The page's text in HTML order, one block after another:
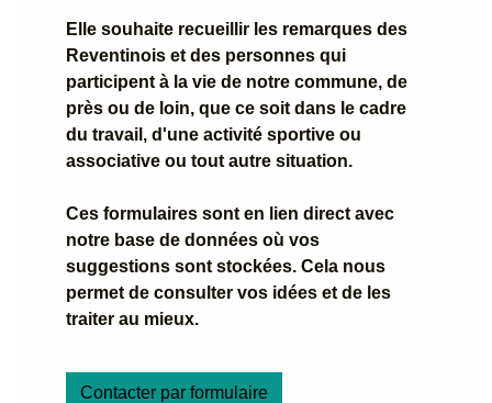
Elle souhaite recueillir les remarques des
Reventinois et des personnes qui
participent à la vie de notre commune, de
près ou de loin, que ce soit dans le cadre
du travail, d'une activité sportive ou
associative ou tout autre situation.
Ces formulaires sont en lien direct avec
notre base de données où vos
suggestions sont stockées. Cela nous
permet de consulter vos idées et de les
traiter au mieux.
Contacter par formulaire